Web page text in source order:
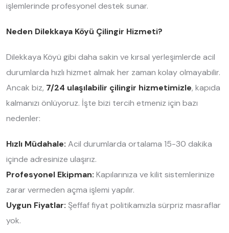
işlemlerinde profesyonel destek sunar.
Neden Dilekkaya Köyü Çilingir Hizmeti?
Dilekkaya Köyü gibi daha sakin ve kırsal yerleşimlerde acil
durumlarda hızlı hizmet almak her zaman kolay olmayabilir.
Ancak biz, 7/24 ulaşılabilir çilingir hizmetimizle, kapıda
kalmanızı önlüyoruz. İşte bizi tercih etmeniz için bazı
nedenler:
Hızlı Müdahale: Acil durumlarda ortalama 15-30 dakika
içinde adresinize ulaşırız.
Profesyonel Ekipman: Kapılarınıza ve kilit sistemlerinize
zarar vermeden açma işlemi yapılır.
Uygun Fiyatlar: Şeffaf fiyat politikamızla sürpriz masraflar
yok.